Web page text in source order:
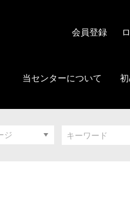
当センターについて
会員登録